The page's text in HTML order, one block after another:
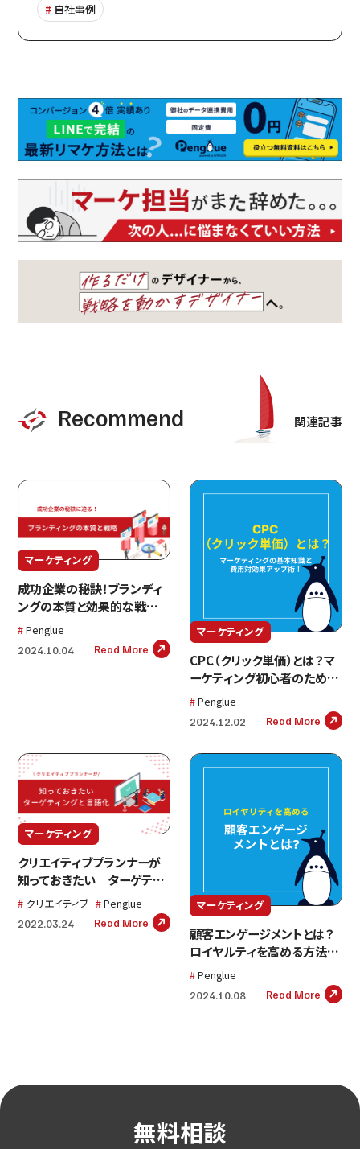
自社事例
Recommend 関連記事
マーケティング
成功企業の秘訣！ブランディ
ングの本質と効果的な戦略と
はPenglue
2024.10.04 Read More
マーケティング
CPC（クリック単価）とは？マ
ーケティング初心者のための
基本と費用対効果アップ術
Penglue
2024.12.02 Read More
マーケティング
クリエイティブプランナーが
知っておきたい ターゲティ
ングと言語化
クリエイティブ Penglue
2022.03.24 Read More
マーケティング
顧客エンゲージメントとは？
ロイヤルティを高める方法を
解説Penglue
2024.10.08 Read More
無料相談